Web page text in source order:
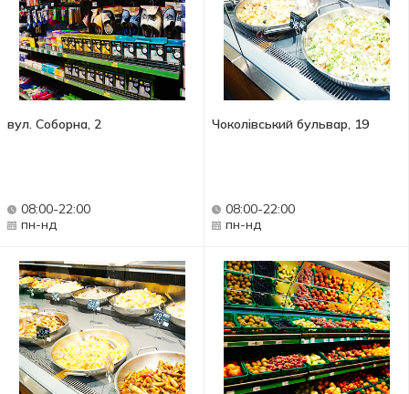
вул. Соборна, 2
08:00-22:00
пн-нд
Чоколівський бульвар, 19
08:00-22:00
пн-нд